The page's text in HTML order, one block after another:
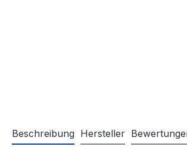
Beschreibung Hersteller